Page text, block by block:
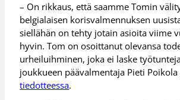
– On rikkaus, että saamme Tomin
belgialaisen korisvalmennuksen
siellähän on tehty jotain asioita viime
hyvin. Tom on osoittanut olevansa
urheiluihminen, joka ei laske
joukkueen päävalmentaja Pieti Poikola
tiedotteessa.